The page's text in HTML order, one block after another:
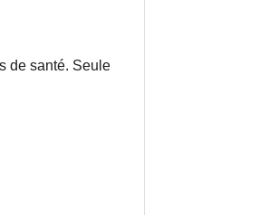
de santé. Seule